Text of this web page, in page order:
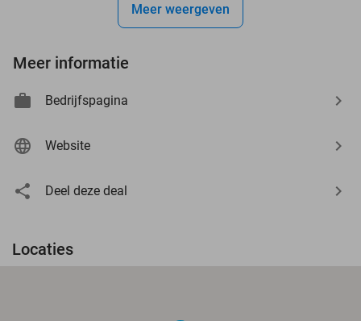
Meer weergeven
Meer informatie
Bedrijfspagina
Website
Deel deze deal
Locaties